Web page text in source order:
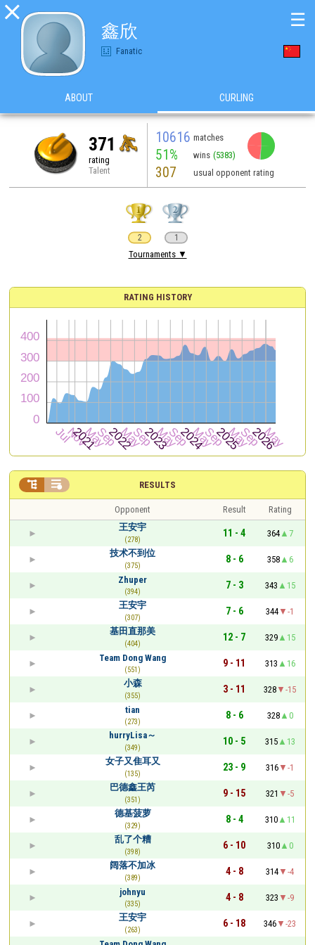

鑫欣
Fanatic
☰
ABOUT CURLING
371
rating
Talent
10616 matches
51% wins (5383)
307 usual opponent rating
2 1
Tournaments ▼
RATING HISTORY
RESULTS
 
Opponent Result
Rating
王安宇
(278)
11 - 4 364
7
技术不到位
(375)
8 - 6 358
6
Zhuper
(394)
7 - 3 343
15
王安宇
(307)
7 - 6 344
-1
基田直那美
(404)
12 - 7 329
15
Team Dong Wang
(551)
9 - 11 313
16
小森
(355)
3 - 11 328
-15
tian
(273)
8 - 6 328
0
hurryLisa～
(349)
10 - 5 315
13
女子又隹耳又
(135)
23 - 9 316
-1
巴德鑫王芮
(351)
9 - 15 321
-5
德基菠萝
(329)
8 - 4 310
11
乱了个糟
(398)
6 - 10 310
0
阔落不加冰
(389)
4 - 8 314
-4
johnyu
(335)
4 - 8 323
-9
王安宇
(263)
6 - 18 346
-23